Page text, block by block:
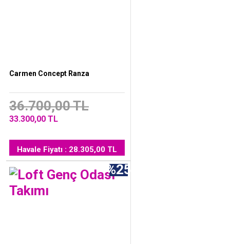
Carmen Concept Ranza
36.700,00 TL
33.300,00 TL
Havale Fiyatı : 28.305,00 TL
%25